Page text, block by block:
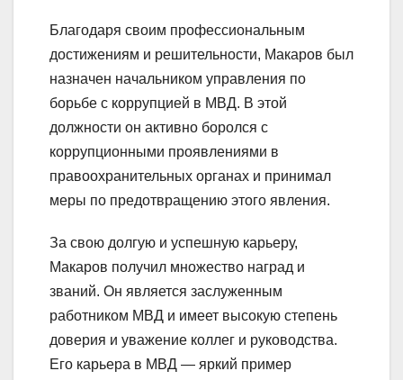
Благодаря своим профессиональным
достижениям и решительности, Макаров был
назначен начальником управления по
борьбе с коррупцией в МВД. В этой
должности он активно боролся с
коррупционными проявлениями в
правоохранительных органах и принимал
меры по предотвращению этого явления.
За свою долгую и успешную карьеру,
Макаров получил множество наград и
званий. Он является заслуженным
работником МВД и имеет высокую степень
доверия и уважение коллег и руководства.
Его карьера в МВД — яркий пример